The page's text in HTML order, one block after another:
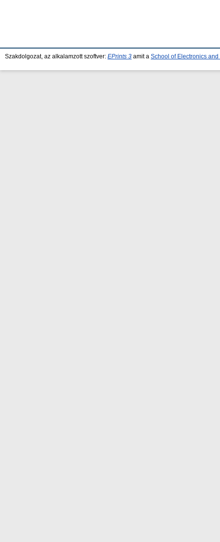
Szakdolgozat, az alkalamzott szoftver: EPrints 3 amit a School of Electronics